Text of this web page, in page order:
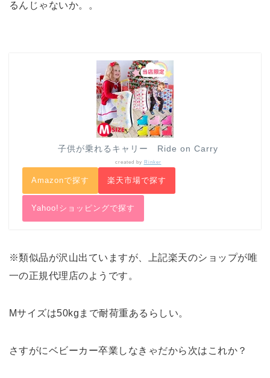
るんじゃないか。。
子供が乗れるキャリー Ride on Carry
created by Rinker
Amazonで探す 楽天市場で探す
Yahoo!ショッピングで探す
※類似品が沢山出ていますが、上記楽天のショップが唯
一の正規代理店のようです。
Mサイズは50kgまで耐荷重あるらしい。
さすがにベビーカー卒業しなきゃだから次はこれか？